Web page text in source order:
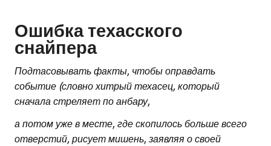
Ошибка техасского
снайпера
Подтасовывать факты, чтобы оправдать
событие (словно хитрый техасец, который
сначала стреляет по анбару,
а потом уже в месте, где скопилось больше всего
отверстий, рисует мишень, заявляя о своей